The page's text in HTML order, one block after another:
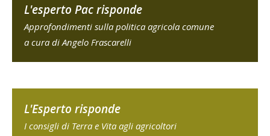
L'esperto Pac risponde
Approfondimenti sulla politica agricola comune
a cura di Angelo Frascarelli
L'Esperto risponde
I consigli di Terra e Vita agli agricoltori